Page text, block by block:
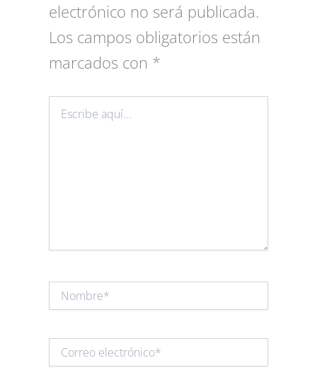
electrónico no será publicada.
Los campos obligatorios están
marcados con *
aquí...
Nombre*
electrónico*